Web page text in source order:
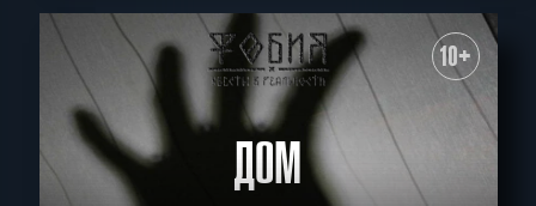
10+
ДОМ